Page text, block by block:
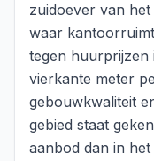
zuidoever van
waar
tegen huurprijzen
vierkante meter
gebouwkwaliteit
gebied staat
aanbod dan in